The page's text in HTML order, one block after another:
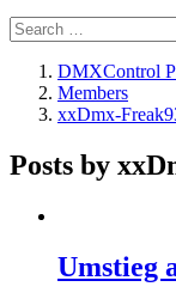
DMXControl
Members
xxDmx-
Posts by
Umstieg